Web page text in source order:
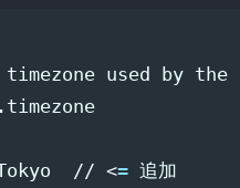
used by the
http://php.net/date.timezone
// <= 追加